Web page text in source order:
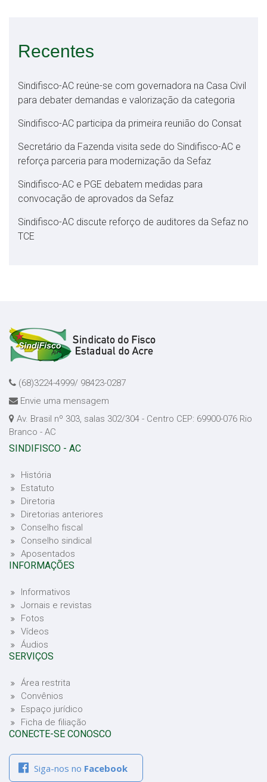
Recentes
Sindifisco-AC reúne-se com governadora na Casa Civil
para debater demandas e valorização da categoria
Sindifisco-AC participa da primeira reunião do Consat
Secretário da Fazenda visita sede do Sindifisco-AC e
reforça parceria para modernização da Sefaz
Sindifisco-AC e PGE debatem medidas para
convocação de aprovados da Sefaz
Sindifisco-AC discute reforço de auditores da Sefaz no
TCE
(68)3224-4999/ 98423-0287
Envie uma mensagem
Av. Brasil nº 303, salas 302/304 - Centro CEP: 69900-076 Rio
Branco - AC
SINDIFISCO - AC
História
Estatuto
Diretoria
Diretorias anteriores
Conselho fiscal
Conselho sindical
Aposentados
INFORMAÇÕES
Informativos
Jornais e revistas
Fotos
Vídeos
Áudios
SERVIÇOS
Área restrita
Convênios
Espaço jurídico
Ficha de filiação
CONECTE-SE CONOSCO
Siga-nos no Facebook